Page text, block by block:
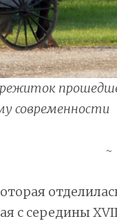
современности
с середины